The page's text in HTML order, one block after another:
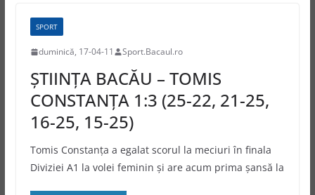
SPORT
duminică, 17-04-11 Sport.Bacaul.ro
ȘTIINȚA BACĂU – TOMIS
CONSTANȚA 1:3 (25-22, 21-25,
16-25, 15-25)
Tomis Constanța a egalat scorul la meciuri în finala
Diviziei A1 la volei feminin și are acum prima șansă la